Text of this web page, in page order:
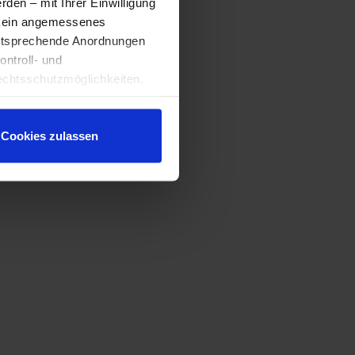
angemessenes
Anordnungen
und
Details betreffend
Cookies zulassen